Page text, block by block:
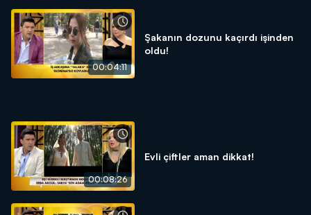
00:04:11
Şakanın dozunu kaçırdı işinden
oldu!
00:08:26
Evli çiftler aman dikkat!